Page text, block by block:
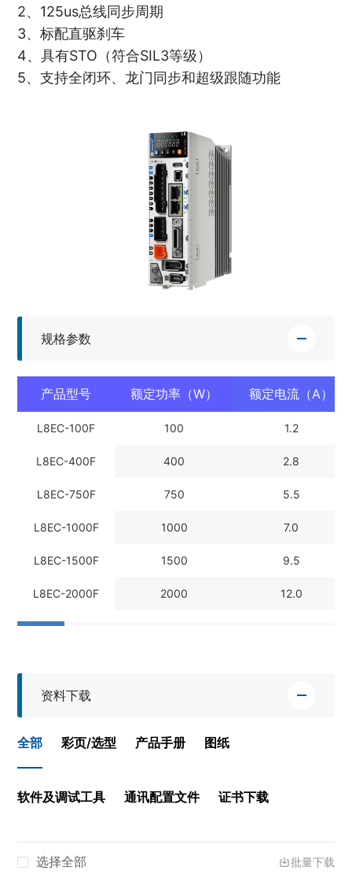
2、125us总线同步周期
3、标配直驱刹车
4、具有STO（符合SIL3等级）
5、支持全闭环、龙门同步和超级跟随功能
规格参数
产品型号 额定功率（W） 额定电流（A）
L8EC-100F 100 1.2
L8EC-400F 400 2.8
L8EC-750F 750 5.5
L8EC-1000F 1000 7.0
L8EC-1500F 1500 9.5
L8EC-2000F 2000 12.0
资料下载
全部 彩页/选型 产品手册 图纸
软件及调试工具 通讯配置文件 证书下载
选择全部 批量下载